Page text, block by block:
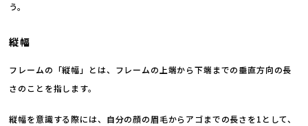
う。
縦幅
フレームの「縦幅」とは、フレームの上端から下端までの垂直方向の長
さのことを指します。
縦幅を意識する際には、自分の顔の眉毛からアゴまでの長さを1として、